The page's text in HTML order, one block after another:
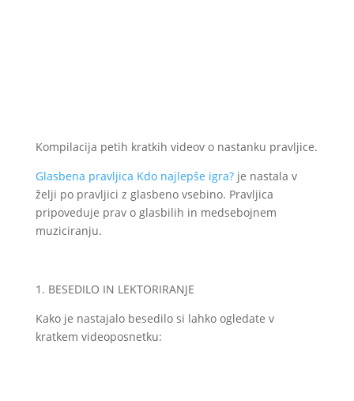
Kompilacija petih kratkih videov o nastanku pravljice.
Glasbena pravljica Kdo najlepše igra?je nastala v
želji po pravljici z glasbeno vsebino. Pravljica
pripoveduje prav o glasbilih in medsebojnem
muziciranju.
1. BESEDILO IN LEKTORIRANJE
Kako je nastajalo besedilo si lahko ogledate v
kratkem videoposnetku: